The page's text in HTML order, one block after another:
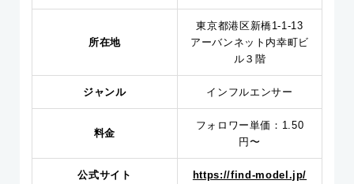
所在地
東京都港区新橋1-1-13
アーバンネット内幸町ビ
ル３階
ジャンル インフルエンサー
料金
フォロワー単価：1.50
円〜
公式サイト https://find-model.jp/